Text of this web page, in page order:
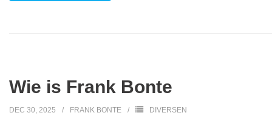
Wie is Frank Bonte
DEC 30, 2025 FRANK BONTE DIVERSEN